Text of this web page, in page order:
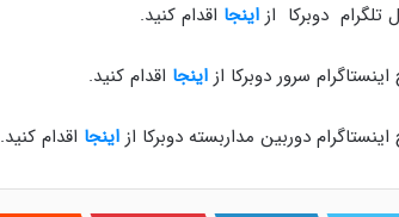
دوبرکا از اینجا اقدام کنید.
سرور دوبرکا از اینجا اقدام کنید.
دوربین مداربسته دوبرکا از اینجا اقدام کنید.